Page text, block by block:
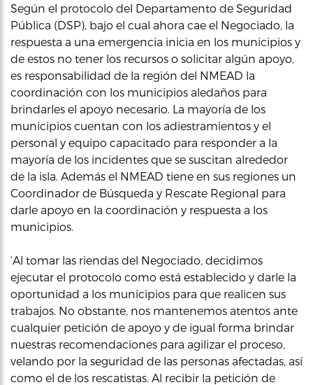
Según el protocolo del Departamento de Seguridad
Pública (DSP), bajo el cual ahora cae el Negociado, la
respuesta a una emergencia inicia en los municipios y
de estos no tener los recursos o solicitar algún apoyo,
es responsabilidad de la región del NMEAD la
coordinación con los municipios aledaños para
brindarles el apoyo necesario. La mayoría de los
municipios cuentan con los adiestramientos y el
personal y equipo capacitado para responder a la
mayoría de los incidentes que se suscitan alrededor
de la isla. Además el NMEAD tiene en sus regiones un
Coordinador de Búsqueda y Rescate Regional para
darle apoyo en la coordinación y respuesta a los
municipios.
‘Al tomar las riendas del Negociado, decidimos
ejecutar el protocolo como está establecido y darle la
oportunidad a los municipios para que realicen sus
trabajos. No obstante, nos mantenemos atentos ante
cualquier petición de apoyo y de igual forma brindar
nuestras recomendaciones para agilizar el proceso,
velando por la seguridad de las personas afectadas, así
como el de los rescatistas. Al recibir la petición de